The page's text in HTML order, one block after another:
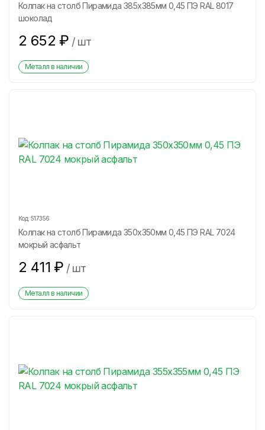
Колпак на столб Пирамида 385х385мм 0,45 ПЭ RAL 8017
шоколад
2 652 ₽ / шт
Металл в наличии
Код: 517356
Колпак на столб Пирамида 350х350мм 0,45 ПЭ RAL 7024
мокрый асфальт
2 411 ₽ / шт
Металл в наличии